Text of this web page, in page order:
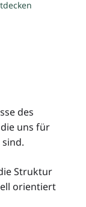
des
uns für
Struktur
orientiert